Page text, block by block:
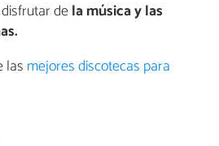
dela música y las
las mejores discotecas para